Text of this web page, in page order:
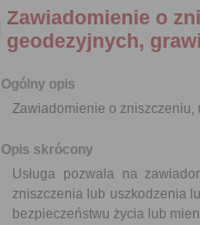
Zawiadomienie o
geodezyjnych,
Ogólny opis
Zawiadomienie o zniszczeniu,
Opis skrócony
Usługa pozwala na
zniszczenia lub uszkodzenia
bezpieczeństwu życia lub